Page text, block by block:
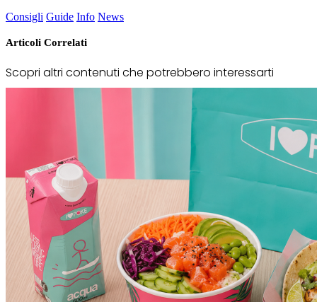
Consigli Guide Info News
Articoli Correlati
Scopri altri contenuti che potrebbero interessarti